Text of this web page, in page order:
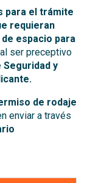
para el trámite
requieran
espacio para
al ser preceptivo
Seguridad y
de rodaje
enviar a través